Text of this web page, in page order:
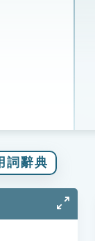
詞辭典